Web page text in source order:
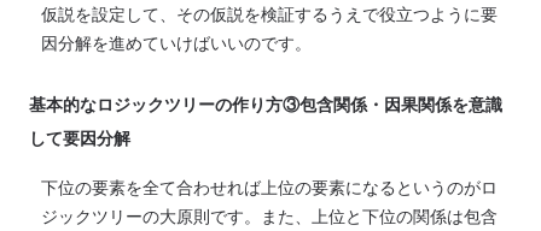
仮説を設定して、その仮説を検証するうえで役立つように要
因分解を進めていけばいいのです。
基本的なロジックツリーの作り方③包含関係・因果関係を意識
して要因分解
下位の要素を全て合わせれば上位の要素になるというのがロ
ジックツリーの大原則です。また、上位と下位の関係は包含